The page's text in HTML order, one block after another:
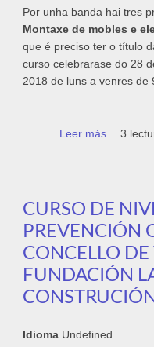
Por unha banda hai tres
Montaxe de mobles e
que é preciso ter o título
curso celebrarase do 28
2018 de luns a venres de
Leer más sobre
3
CURSO DE
PREVENCIÓN
CONCELLO
FUNDACIÓN
Idioma Undefined